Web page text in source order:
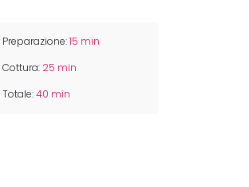
Preparazione:15 min
Cottura: 25 min
Totale:40 min